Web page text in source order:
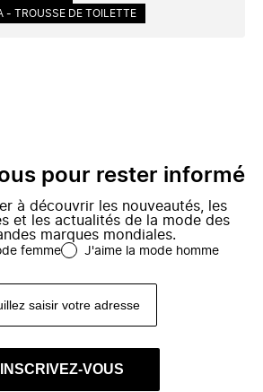
- TROUSSE DE TOILETTE
pour rester informé
à découvrir les nouveautés, les
et les actualités de la mode des
marques mondiales.
femme J'aime la mode homme
INSCRIVEZ-VOUS